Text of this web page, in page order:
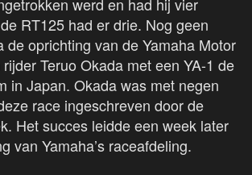
RT125 had er drie. Nog geen
de oprichting van de Yamaha Motor
Teruo Okada met een YA-1 de
in Japan. Okada was met negen
race ingeschreven door de
Het succes leidde een week later
van Yamaha’s raceafdeling.